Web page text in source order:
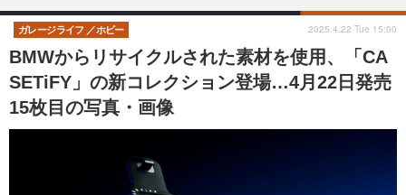
甲信越 北陸
東海 関西
中国
BMWからリサイクルされた素材を使用、「CA
SETiFY」の新コレクション登場…4月22日発売
15枚目の写真・画像
ガレージライフ ホビー 2025.4.22 Tue 15:00